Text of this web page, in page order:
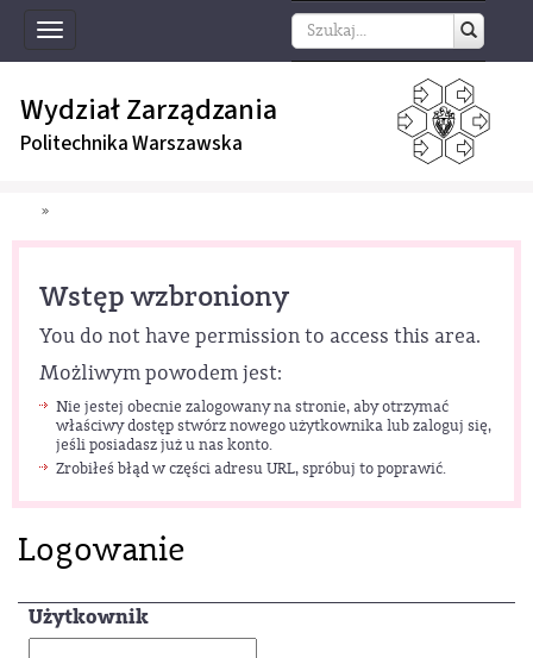
Toggle
navigation
Wydział Zarządzania
Politechnika Warszawska
»
Wstęp wzbroniony
You do not have permission to access this area.
Możliwym powodem jest:
Nie jestej obecnie zalogowany na stronie, aby otrzymać
właściwy dostęp stwórz nowego użytkownika lub zaloguj się,
jeśli posiadasz już u nas konto.
Zrobiłeś błąd w części adresu URL, spróbuj to poprawić.
Logowanie
Użytkownik